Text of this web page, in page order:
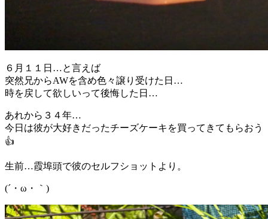
６月１１日…と言えば
突然兄からAWを含め色々譲り受けた日…
時を戻して欲しいって後悔した日…
あれから３４年…
今日は彼が大好きだったチーズケーキを買ってきてもらおう
👍
生前…霞埠頭で彼のセルフショットより。
(´・ω・｀)